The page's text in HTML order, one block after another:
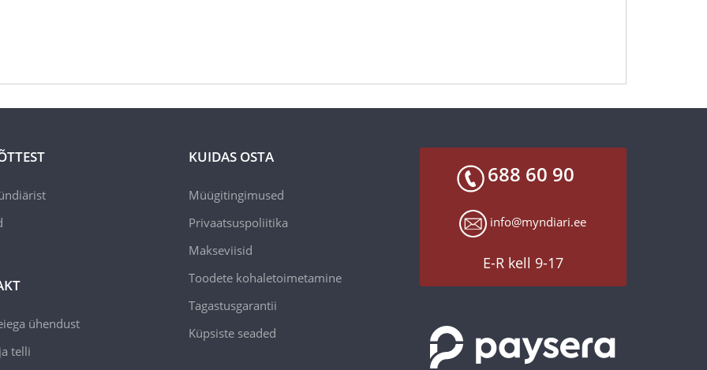
ühendust
telli
KUIDAS OSTA
Müügitingimused
Privaatsuspoliitika
Makseviisid
Toodete kohaletoimetamine
Tagastusgarantii
Küpsiste seaded
688 60 90
info@myndiari.ee
E-R kell 9-17